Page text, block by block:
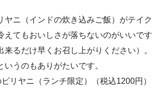
ヤニ（インドの炊き込みご飯）がテイク
えてもおいしさが落ちないのがいいです
来るだけ早くお召し上がりください）。
いうのもありがたいです。
リヤニ（ランチ限定）（税込1200円）